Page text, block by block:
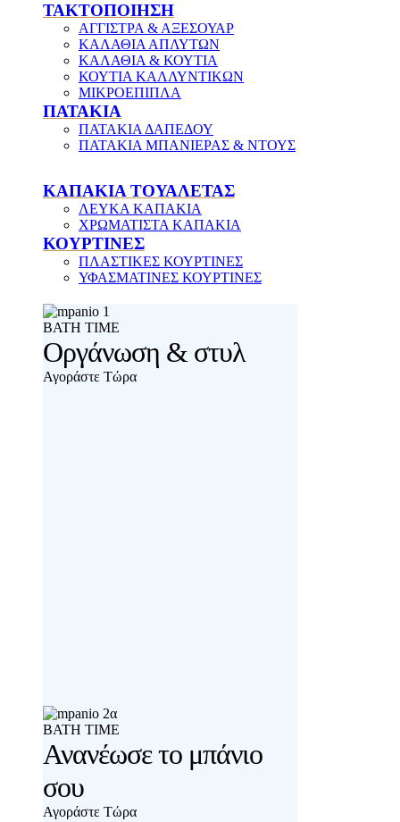
ΤΑΚΤΟΠΟΙΗΣΗ
ΑΓΓΙΣΤΡΑ & ΑΞΕΣΟΥΑΡ
ΚΑΛΑΘΙΑ ΑΠΛΥΤΩΝ
ΚΑΛΑΘΙΑ & ΚΟΥΤΙΑ
ΚΟΥΤΙΑ ΚΑΛΛΥΝΤΙΚΩΝ
ΜΙΚΡΟΕΠΙΠΛΑ
ΠΑΤΑΚΙΑ
ΠΑΤΑΚΙΑ ΔΑΠΕΔΟΥ
ΠΑΤΑΚΙΑ ΜΠΑΝΙΕΡΑΣ & ΝΤΟΥΣ
ΚΑΠΑΚΙΑ ΤΟΥΑΛΕΤΑΣ
ΛΕΥΚΑ ΚΑΠΑΚΙΑ
ΧΡΩΜΑΤΙΣΤΑ ΚΑΠΑΚΙΑ
ΚΟΥΡΤΙΝΕΣ
ΠΛΑΣΤΙΚΕΣ ΚΟΥΡΤΙΝΕΣ
ΥΦΑΣΜΑΤΙΝΕΣ ΚΟΥΡΤΙΝΕΣ
ΒΑΤΗ ΤΙΜΕ
Οργάνωση & στυλ
Αγοράστε Τώρα
BATH TIME
Ανανέωσε το μπάνιο
σου
Αγοράστε Τώρα